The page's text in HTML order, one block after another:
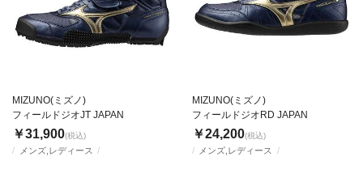
メンズ,レディース
MIZUNO(ミズノ)
フィールドジオJT JAPAN
￥31,900(税込)
メンズ,レディース
MIZUNO(ミズノ)
フィールドジオRD JAPAN
￥24,200(税込)